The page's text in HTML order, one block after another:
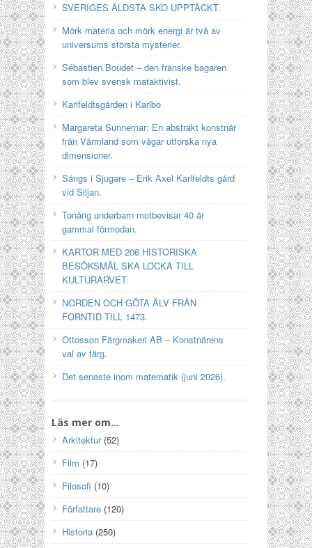
SVERIGES ÄLDSTA SKO UPPTÄCKT.
Mörk materia och mörk energi är två av
universums största mysterier.
Sébastien Boudet – den franske bagaren
som blev svensk mataktivist.
Karlfeldtsgården i Karlbo
Margareta Sunnemar: En abstrakt konstnär
från Värmland som vågar utforska nya
dimensioner.
Sångs i Sjugare – Erik Axel Karlfeldts gård
vid Siljan.
Tonårig underbarn motbevisar 40 år
gammal förmodan.
KARTOR MED 206 HISTORISKA
BESÖKSMÅL SKA LOCKA TILL
KULTURARVET.
NORDEN OCH GÖTA ÄLV FRÅN
FORNTID TILL 1473.
Ottosson Färgmakeri AB – Konstnärens
val av färg.
Det senaste inom matematik (juni 2026).
Läs mer om…
Arkitektur(52)
Film (17)
Filosofi (10)
Författare (120)
Historia (250)